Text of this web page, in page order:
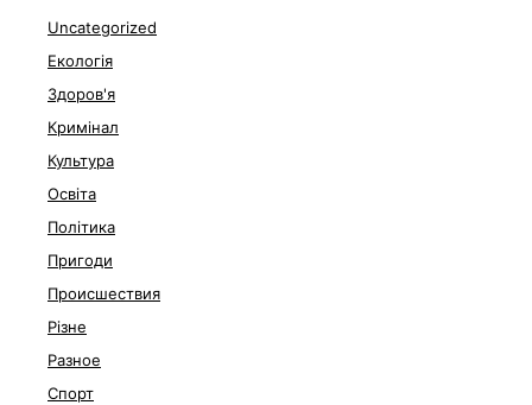
Uncategorized
Екологія
Здоров'я
Кримінал
Культура
Освіта
Політика
Пригоди
Происшествия
Різне
Разное
Спорт